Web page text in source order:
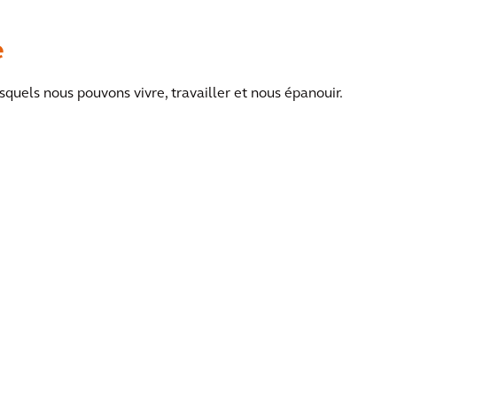
nous pouvons vivre, travailler et nous épanouir.